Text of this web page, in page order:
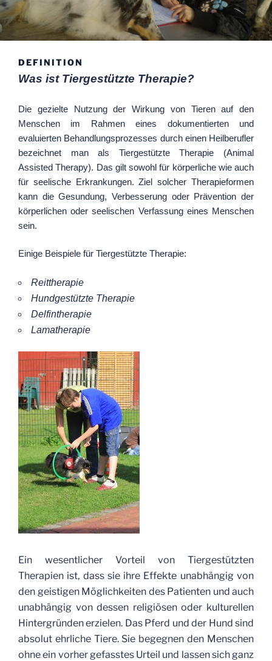
DEFINITION
Was ist Tiergestützte Therapie?
Die gezielte Nutzung der Wirkung von Tieren auf den
Menschen im Rahmen eines dokumentierten und
evaluierten Behandlungsprozesses durch einen Heilberufler
bezeichnet man als Tiergestützte Therapie (Animal
Assisted Therapy). Das gilt sowohl für körperliche wie auch
für seelische Erkrankungen. Ziel solcher Therapieformen
kann die Gesundung, Verbesserung oder Prävention der
körperlichen oder seelischen Verfassung eines Menschen
sein.
Einige Beispiele für Tiergestützte Therapie:
Reittherapie
Hundgestützte Therapie
Delfintherapie
Lamatherapie
Ein wesentlicher Vorteil von Tiergestützten
Therapien ist, dass sie ihre Effekte unabhängig von
den geistigen Möglichkeiten des Patienten und auch
unabhängig von dessen religiösen oder kulturellen
Hintergründen erzielen. Das Pferd und der Hund sind
absolut ehrliche Tiere. Sie begegnen den Menschen
ohne ein vorher gefasstes Urteil und lassen sich ganz